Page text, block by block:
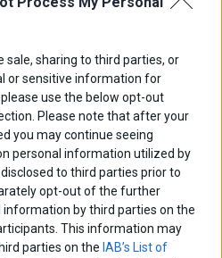
sale, sharing to third parties, or
or sensitive information for
use the below opt-out
Please note that after your
you may continue seeing
personal information utilized by
to third parties prior to
opt-out of the further
by third parties on the
This information may
parties on the IAB’s List of
ομολόγων επέστρεψαν